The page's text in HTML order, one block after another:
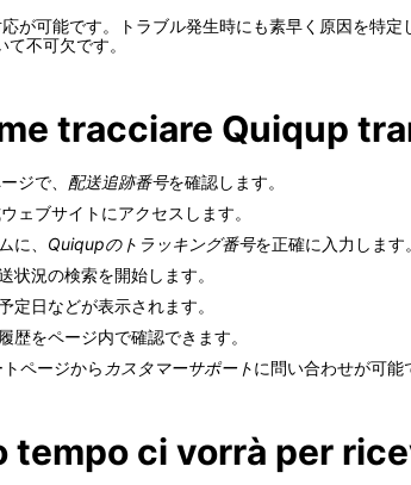
が可能です。トラブル発生時にも素早く原因を特
不可欠です。
tracciare Quiqup
ジで、 配送追跡番号を確認します。
ェブサイトにアクセスします。
に、 Quiqupのトラッキング番号を正確に入力します
状況の検索を開始します。
定日などが表示されます。
をページ内で確認できます。
ページから カスタマーサポートに問い合わせが可能
tempo ci vorrà per